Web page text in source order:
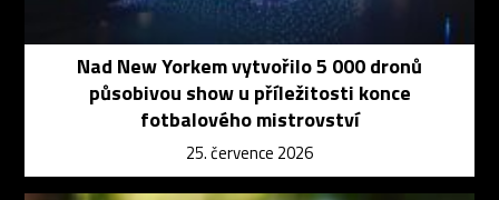
Nad New Yorkem vytvořilo 5 000 dronů
působivou show u příležitosti konce
fotbalového mistrovství
25. července 2026